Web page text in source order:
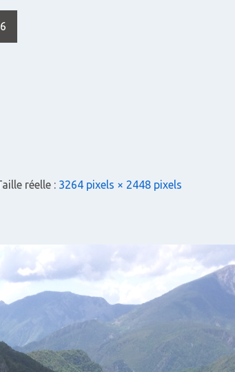
réelle : 3264 pixels × 2448 pixels